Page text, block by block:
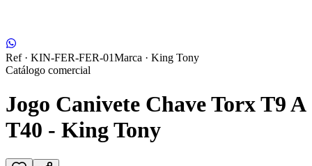
Ref · KIN-FER-FER-01Marca · King Tony
Catálogo comercial
Jogo Canivete Chave Torx T9 A
T40 - King Tony